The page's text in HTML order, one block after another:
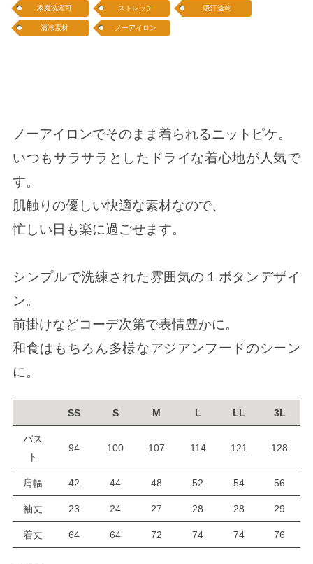
家庭洗濯可 ストレッチ 吸汗速乾
清涼素材 ノーアイロン
ノーアイロンでそのまま着られるニットピケ。
いつもサラサラとしたドライな着心地が人気で
す。
肌触りの優しい快適な素材なので、
忙しい日も楽に過ごせます。
シンプルで洗練された雰囲気の１ボタンデザイ
ン。
前掛けなどコーデ次第で表情豊かに。
和食はもちろん多様なアジアンフードのシーン
に。
SS S M L LL 3L
バス
ト
94 100 107 114 121 128
肩幅 42 44 48 52 54 56
袖丈 23 24 27 28 28 29
着丈 64 64 72 74 74 76